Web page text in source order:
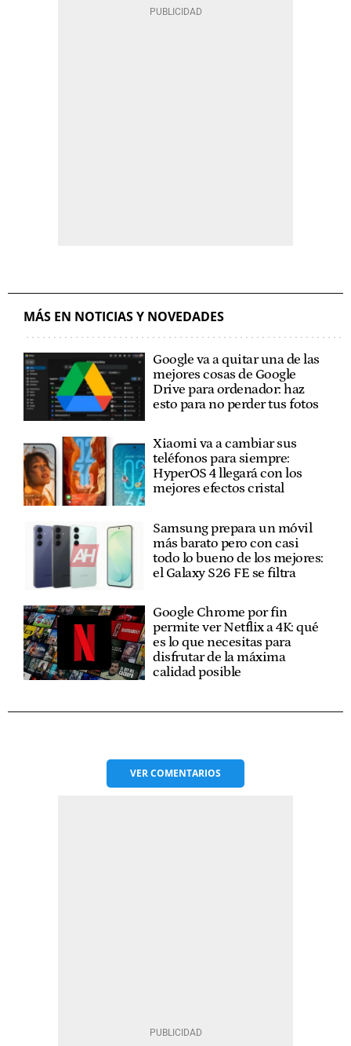
MÁS EN NOTICIAS Y NOVEDADES
Google va a quitar una de las
mejores cosas de Google
Drive para ordenador: haz
esto para no perder tus fotos
Xiaomi va a cambiar sus
teléfonos para siempre:
HyperOS 4 llegará con los
mejores efectos cristal
Samsung prepara un móvil
más barato pero con casi
todo lo bueno de los mejores:
el Galaxy S26 FE se filtra
Google Chrome por fin
permite ver Netflix a 4K: qué
es lo que necesitas para
disfrutar de la máxima
calidad posible
VERCOMENTARIOS